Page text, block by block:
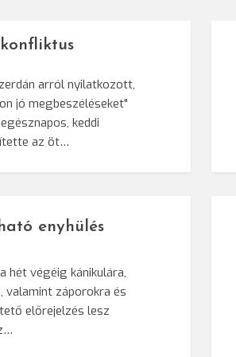
arról nyilatkozott,
jó megbeszéléseket"
keddi
az öt…
enyhülés
hét végéig kánikulára,
záporokra és
előrejelzés lesz